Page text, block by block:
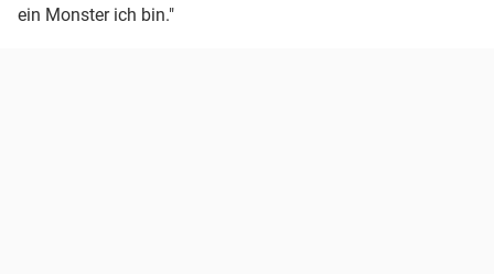
ein Monster ich bin."